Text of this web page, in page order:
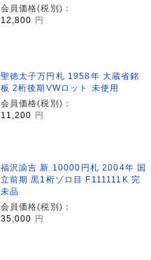
会員価格(税別)：
12,800 円
聖徳太子万円札 1958年 大蔵省銘
板 2桁後期VWロット 未使用
会員価格(税別)：
11,200 円
福沢諭吉 新 10000円札 2004年 国
立前期 黒1桁ゾロ目 F111111K 完
未品
会員価格(税別)：
35,000
円